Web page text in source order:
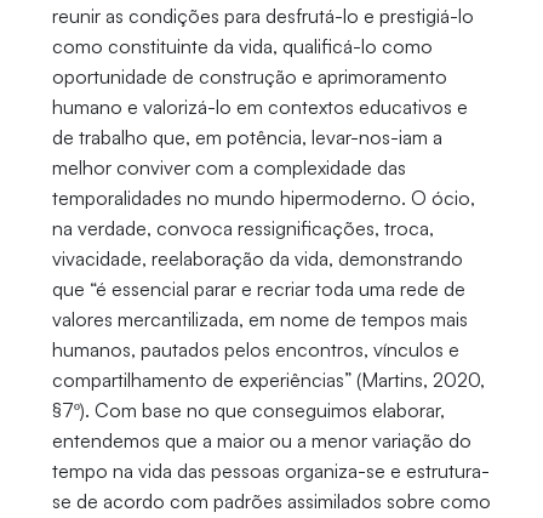
reunir as condições para desfrutá-lo e prestigiá-lo
como constituinte da vida, qualificá-lo como
oportunidade de construção e aprimoramento
humano e valorizá-lo em contextos educativos e
de trabalho que, em potência, levar-nos-iam a
melhor conviver com a complexidade das
temporalidades no mundo hipermoderno. O ócio,
na verdade, convoca ressignificações, troca,
vivacidade, reelaboração da vida, demonstrando
que “é essencial parar e recriar toda uma rede de
valores mercantilizada, em nome de tempos mais
humanos, pautados pelos encontros, vínculos e
compartilhamento de experiências” (Martins, 2020,
§7º). Com base no que conseguimos elaborar,
entendemos que a maior ou a menor variação do
tempo na vida das pessoas organiza-se e estrutura-
se de acordo com padrões assimilados sobre como